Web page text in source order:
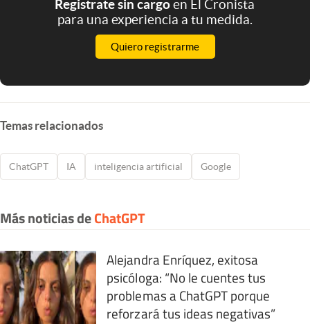
Registrate sin cargoen El Cronista
para una experiencia a tu medida.
Quiero registrarme
Temas relacionados
ChatGPT IA inteligencia artificial Google
Más noticias deChatGPT
Alejandra Enríquez, exitosa
psicóloga: “No le cuentes tus
problemas a ChatGPT porque
reforzará tus ideas negativas”